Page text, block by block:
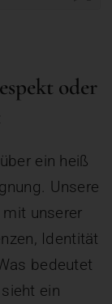
oder
ein heiß
Unsere
unserer
Identität
bedeutet
ein